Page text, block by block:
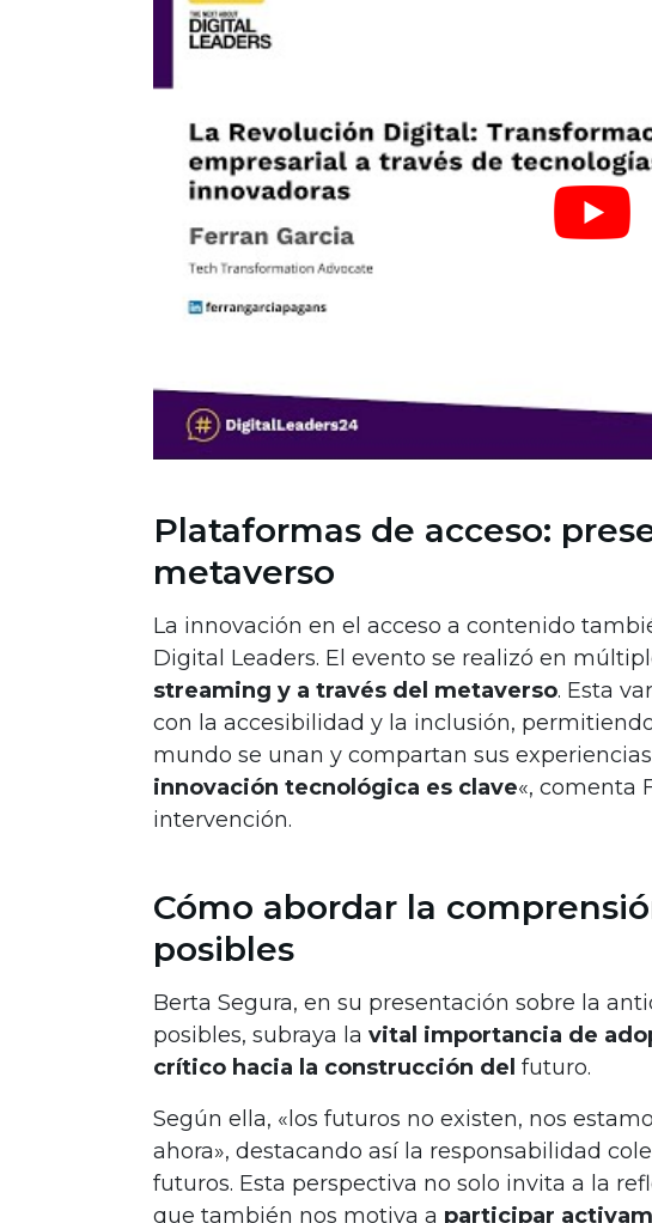
Plataformas de acceso:
metaverso
La innovación en el acceso a contenido
Digital Leaders. El evento se realizó en
streaming y a través del metaverso. Esta
con la accesibilidad y la inclusión,
mundo se unan y compartan sus
innovación tecnológica es clave«, comenta
intervención.
Cómo abordar la
posibles
Berta Segura, en su presentación sobre la
posibles, subraya la vital importancia de
crítico hacia la construcción del futuro.
Según ella, «los futuros no existen, nos
ahora», destacando así la responsabilidad
futuros. Esta perspectiva no solo invita a la
que también nos motiva a participar